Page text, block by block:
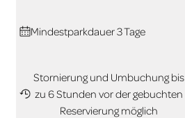
Mindestparkdauer 3 Tage
Stornierung und Umbuchung bis
zu 6 Stunden vor der gebuchten
Reservierung möglich